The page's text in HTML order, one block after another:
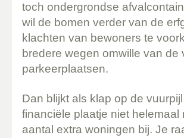
toch ondergrondse
wil de bomen verder van de
klachten van bewoners te
bredere wegen omwille van
parkeerplaatsen.
Dan blijkt als klap op de
financiële plaatje niet
aantal extra woningen bij. Je